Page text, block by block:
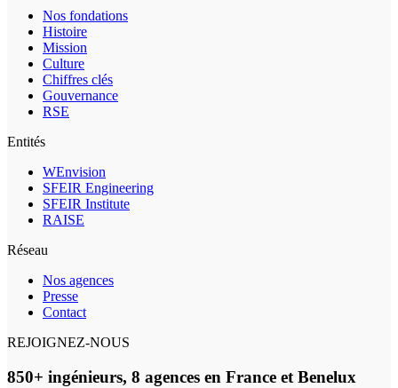
Nos fondations
Histoire
Mission
Culture
Chiffres clés
Gouvernance
RSE
Entités
WEnvision
SFEIR Engineering
SFEIR Institute
RAISE
Réseau
Nos agences
Presse
Contact
REJOIGNEZ-NOUS
850+ ingénieurs, 8 agences en France et Benelux